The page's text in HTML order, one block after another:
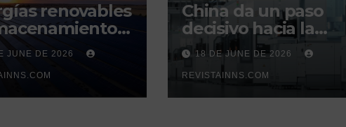
renovables
la nueva
vertebral
estabilidad del
eléctrico
JUNE DE 2026
China da un paso
decisivo hacia la
autonomía
cuántica: produce
por primera vez el
silicio ultrapuro que
18 DE JUNE DE 2026
REVISTAINNS.COM